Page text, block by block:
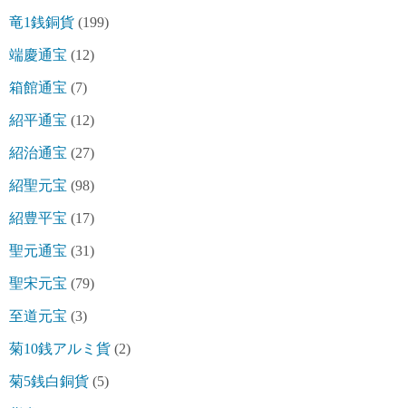
竜1銭銅貨 (199)
端慶通宝 (12)
箱館通宝 (7)
紹平通宝 (12)
紹治通宝 (27)
紹聖元宝 (98)
紹豊平宝 (17)
聖元通宝 (31)
聖宋元宝 (79)
至道元宝 (3)
菊10銭アルミ貨 (2)
菊5銭白銅貨 (5)